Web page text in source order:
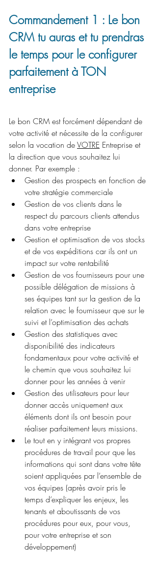
Commandement 1 : Le bon
CRM tu auras et tu prendras
le temps pour le configurer
parfaitement à TON
entreprise
Le bon CRM est forcément dépendant de
votre activité et nécessite de la configurer
selon la vocation de VOTRE Entreprise et
la direction que vous souhaitez lui
donner. Par exemple :
Gestion des prospects en fonction de
votre stratégie commerciale
Gestion de vos clients dans le
respect du parcours clients attendus
dans votre entreprise
Gestion et optimisation de vos stocks
et de vos expéditions car ils ont un
impact sur votre rentabilité
Gestion de vos fournisseurs pour une
possible délégation de missions à
ses équipes tant sur la gestion de la
relation avec le fournisseur que sur le
suivi et l’optimisation des achats
Gestion des statistiques avec
disponibilité des indicateurs
fondamentaux pour votre activité et
le chemin que vous souhaitez lui
donner pour les années à venir
Gestion des utilisateurs pour leur
donner accès uniquement aux
éléments dont ils ont besoin pour
réaliser parfaitement leurs missions.
Le tout en y intégrant vos propres
procédures de travail pour que les
informations qui sont dans votre tête
soient appliquées par l’ensemble de
vos équipes (après avoir pris le
temps d’expliquer les enjeux, les
tenants et aboutissants de vos
procédures pour eux, pour vous,
pour votre entreprise et son
développement)